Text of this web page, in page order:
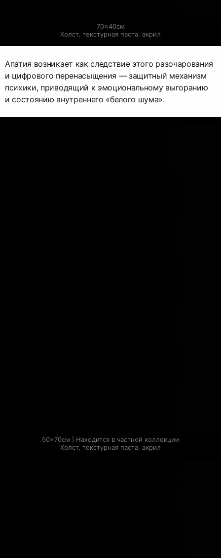
70×40см
Холст, текстурная паста, акрил
Апатия возникает как следствие этого разочарования
и цифрового перенасыщения — защитный механизм
психики, приводящий к эмоциональному выгоранию
и состоянию внутреннего «белого шума».
50×70см | Находится в частной коллекции
Холст, текстурная паста, акрил